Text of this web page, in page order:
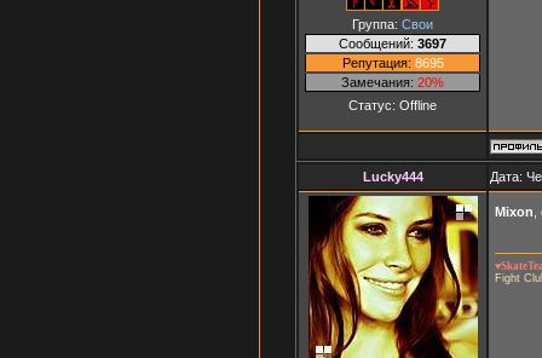
Группа: Свои
Сообщений: 3697
Репутация: 8695
Замечания: 20%
Статус: Offline
Lucky444 Дата:
Mixon
Fight